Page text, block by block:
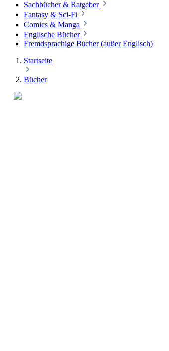
Sachbücher & Ratgeber
Fantasy & Sci-Fi
Comics & Manga
Englische Bücher
Fremdsprachige Bücher (außer Englisch)
Startseite
Bücher